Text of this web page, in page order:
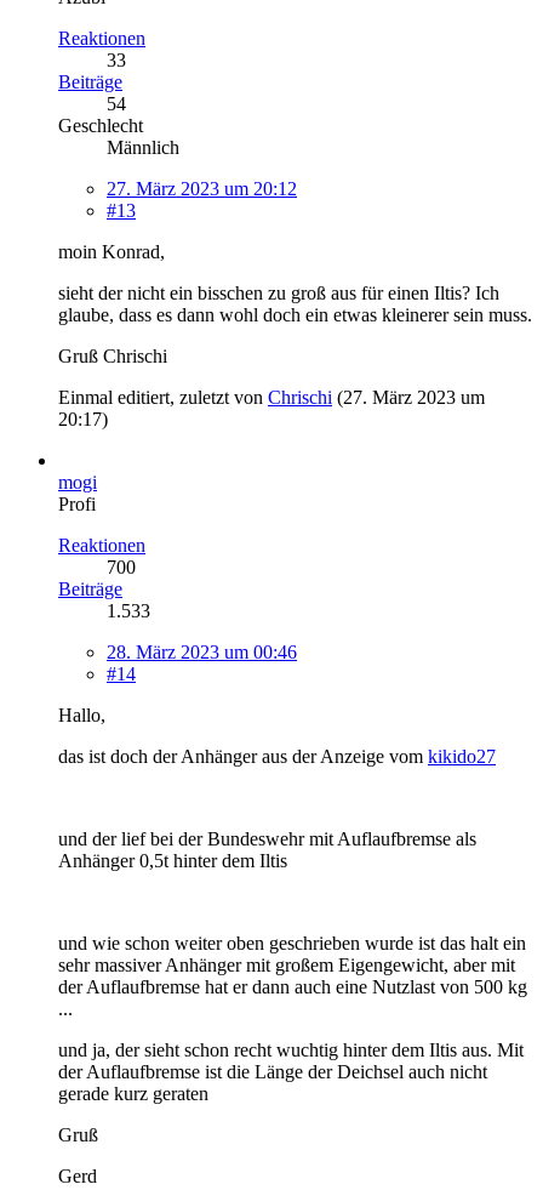
Reaktionen
33
Beiträge
54
Geschlecht
Männlich
27. März 2023 um 20:12
#13
moin Konrad,
sieht der nicht ein bisschen zu groß aus für einen Iltis? Ich
glaube, dass es dann wohl doch ein etwas kleinerer sein muss.
Gruß Chrischi
Einmal editiert, zuletzt von Chrischi (27. März 2023 um
20:17)
mogi
Profi
Reaktionen
700
Beiträge
1.533
28. März 2023 um 00:46
#14
Hallo,
das ist doch der Anhänger aus der Anzeige vom kikido27
und der lief bei der Bundeswehr mit Auflaufbremse als
Anhänger 0,5t hinter dem Iltis
und wie schon weiter oben geschrieben wurde ist das halt ein
sehr massiver Anhänger mit großem Eigengewicht, aber mit
der Auflaufbremse hat er dann auch eine Nutzlast von 500 kg
...
und ja, der sieht schon recht wuchtig hinter dem Iltis aus. Mit
der Auflaufbremse ist die Länge der Deichsel auch nicht
gerade kurz geraten
Gruß
Gerd